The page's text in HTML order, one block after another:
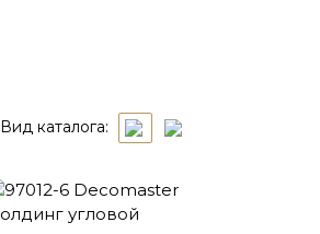
Вид каталога: